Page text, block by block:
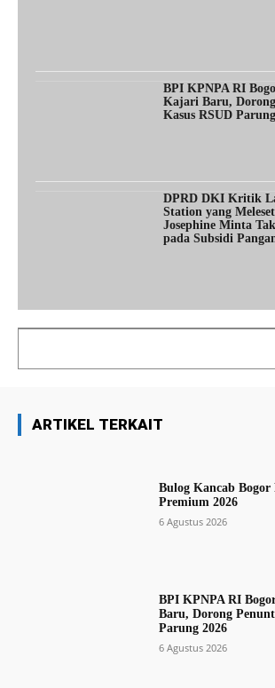
BPI KPNPA RI
Kajari Baru,
Kasus RSUD
DPRD DKI Kritik
Station yang
Josephine Minta
pada Subsidi
ARTIKEL TERKAIT
Bulog Kancab Bogor
Premium 2026
6 Agustus 2026
BPI KPNPA RI
Baru, Dorong
Parung 2026
6 Agustus 2026